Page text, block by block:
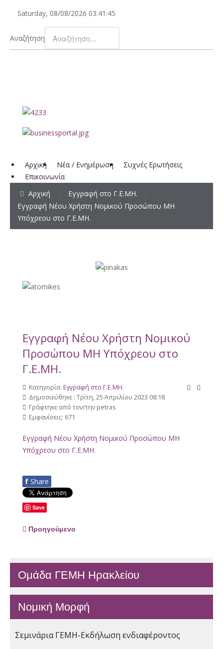
Saturday, 08/08/2026 03:41:45
Αναζήτηση
Αρχική Νέα / Ενημέρωση
Συχνές Ερωτήσεις
Επικοινωνία
Αρχική
Εγγραφή στο Γ.Ε.ΜΗ.
Εγγραφή Νέου Χρήστη Νομικού Προσώπου ΜΗ
Υπόχρεου στο Γ.Ε.ΜΗ.
Εγγραφή Νέου Χρήστη Νομικού
Προσώπου ΜΗ Υπόχρεου στο
Γ.Ε.ΜΗ.
Κατηγορία: Εγγραφή στο Γ.Ε.ΜΗ.
Δημοσιεύθηκε : Τρίτη, 25 Απριλίου 2023 08:18
Γράφτηκε από τον/την petras
Εμφανίσεις: 671
Εγγραφή Νέου Χρήστη Νομικού Προσώπου ΜΗ
Υπόχρεου στο Γ.Ε.ΜΗ.
f Share
Save
Προηγούμενο
Ομάδα ΓΕΜΗ Ηρακλείου
Νομική Μορφή
Σεμινάρια ΓΕΜΗ-Εκδήλωση ενδιαφέροντος